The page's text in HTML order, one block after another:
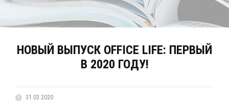
НОВЫЙ ВЫПУСК OFFICE LIFE: ПЕРВЫЙ
В 2020 ГОДУ!
31.03.2020